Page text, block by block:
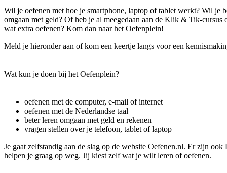
Wil je oefenen met hoe je smartphone, laptop of tablet werkt? Wil je
omgaan met geld? Of heb je al meegedaan aan de Klik & Tik-
wat extra oefenen? Kom dan naar het Oefenplein!
Meld je hieronder aan of kom een keertje langs voor een
Wat kun je doen bij het Oefenplein?
oefenen met de computer, e-mail of internet
oefenen met de Nederlandse taal
beter leren omgaan met geld en rekenen
vragen stellen over je telefoon, tablet of laptop
Je gaat zelfstandig aan de slag op de website Oefenen.nl. Er zijn
helpen je graag op weg. Jij kiest zelf wat je wilt leren of oefenen.